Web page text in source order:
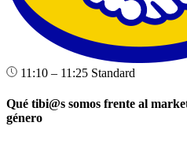
11:10 – 11:25 Standard
Qué tibi@s somos frente al
género